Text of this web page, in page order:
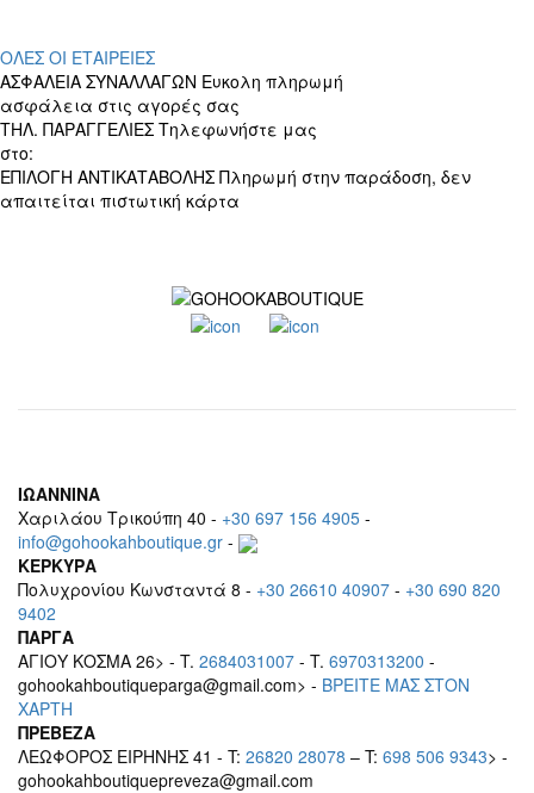
ΟΛΕΣ ΟΙ ΕΤΑΙΡΕΙΕΣ
ΑΣΦΑΛΕΙΑ ΣΥΝΑΛΛΑΓΩΝ Ευκολη πληρωμή
ασφάλεια στις αγορές σας
ΤΗΛ. ΠΑΡΑΓΓΕΛΙΕΣ Τηλεφωνήστε μας
στο:
ΕΠΙΛΟΓΗ ΑΝΤΙΚΑΤΑΒΟΛΗΣ Πληρωμή στην παράδοση, δεν
απαιτείται πιστωτική κάρτα
ΙΩΑΝΝΙΝΑ
Χαριλάου Τρικούπη 40 - +30 697 156 4905 -
info@gohookahboutique.gr -
ΚΕΡΚΥΡΑ
Πολυχρονίου Κωνσταντά 8 - +30 26610 40907 - +30 690 820
9402
ΠΑΡΓΑ
ΑΓΙΟΥ ΚΟΣΜΑ 26> - T. 2684031007 - T. 6970313200 -
gohookahboutiqueparga@gmail.com> - BΡEITE MAΣ ΣΤΟΝ
ΧΑΡΤΗ
ΠΡΕΒΕΖΑ
ΛΕΩΦΟΡΟΣ ΕΙΡΗΝΗΣ 41 - T: 26820 28078 – T: 698 506 9343> -
gohookahboutiquepreveza@gmail.com